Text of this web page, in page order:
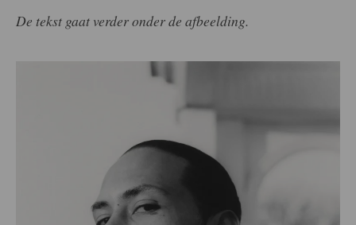
De tekst gaat verder onder de afbeelding.